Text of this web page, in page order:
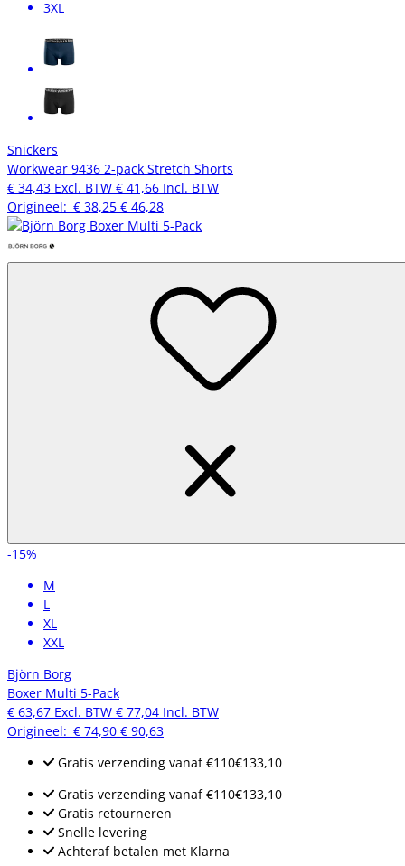
3XL
Snickers
Workwear 9436 2-pack Stretch Shorts
€ 34,43 Excl. BTW € 41,66 Incl. BTW
Origineel: € 38,25 € 46,28
-15%
M
L
XL
XXL
Björn Borg
Boxer Multi 5-Pack
€ 63,67 Excl. BTW € 77,04 Incl. BTW
Origineel: € 74,90 € 90,63
Gratis verzending vanaf€110€133,10
Gratis verzending vanaf€110€133,10
Gratis retourneren
Snelle levering
Achteraf betalen met Klarna